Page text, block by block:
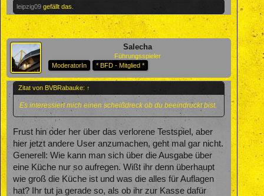
leipzig09 gefällt das.
Salecha
Führungsspieler
ModeratorIn
* BFD - Mitglied *
Zitat von BVBRabauke: ↑
Es interessiert mich einen scheißdreck ob du beeindruckt bist.
Frust hin oder her über das verlorene Testspiel, aber
hier jetzt andere User anzumachen, geht mal gar nicht.
Generell: Wie kann man sich über die Ausgabe über
eine Küche nur so aufregen. Wißt ihr denn überhaupt
wie groß die Küche ist und was die alles für Auflagen
hat? Ihr tut ja gerade so, als ob ihr zur Kasse dafür